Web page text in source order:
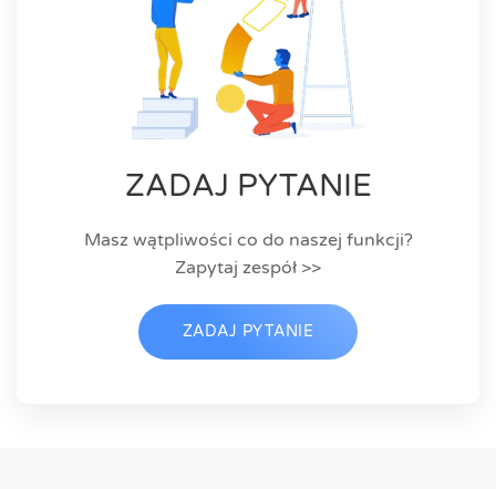
ZADAJ PYTANIE
Masz wątpliwości co do naszej funkcji?
Zapytaj zespół >>
ZADAJ PYTANIE